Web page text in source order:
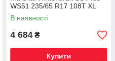
WS51 235/65 R17 108T XL
В наявності
4 684 ₴
Купити